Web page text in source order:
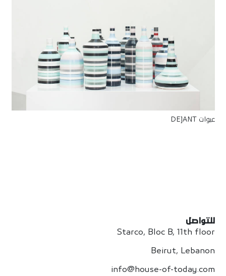
عبوات DE]ANT
للتواصل
Starco, Bloc B, 11th floor
Beirut, Lebanon
info@house-of-today.com